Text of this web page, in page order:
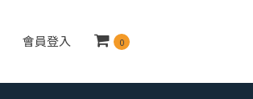
會員登入 0